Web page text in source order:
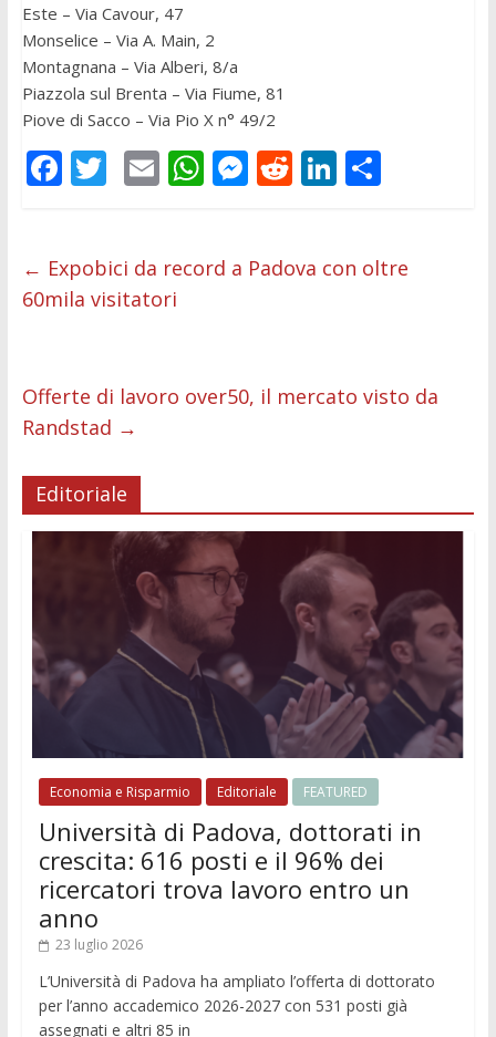
Este – Via Cavour, 47
Monselice – Via A. Main, 2
Montagnana – Via Alberi, 8/a
Piazzola sul Brenta – Via Fiume, 81
Piove di Sacco – Via Pio X n° 49/2
F
b
o
k
T
er
E
l
W
s
p
M
e
er
R
di
Li
e
C
di
← Expobici da record a Padova con oltre
60mila visitatori
Offerte di lavoro over50, il mercato visto da
Randstad →
Editoriale
Economia e Risparmio Editoriale FEATURED
Università di Padova, dottorati in
crescita: 616 posti e il 96% dei
ricercatori trova lavoro entro un
anno
23 luglio 2026
L’Università di Padova ha ampliato l’offerta di dottorato
per l’anno accademico 2026-2027 con 531 posti già
assegnati e altri 85 in